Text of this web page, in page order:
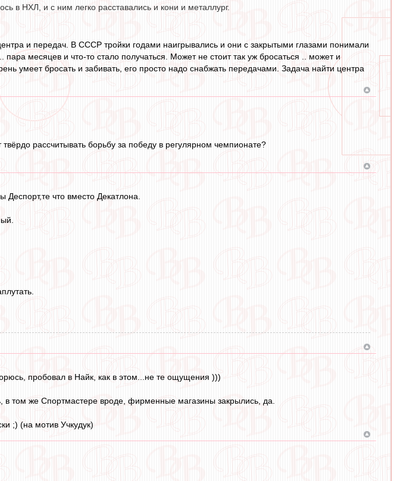
в НХЛ, и с ним легко расставались и кони и металлург.
и передач. В СССР тройки годами наигрывались и они с закрытыми глазами понимали
пара месяцев и что-то стало получаться. Может не стоит так уж бросаться .. может и
умеет бросать и забивать, его просто надо снабжать передачами. Задача найти центра
рассчитывать борьбу за победу в регулярном чемпионате?
Деспорт,те что вместо Декатлона.
пробовал в Найк, как в этом...не те ощущения )))
в том же Спортмастере вроде, фирменные магазины закрылись, да.
;) (на мотив Учкудук)